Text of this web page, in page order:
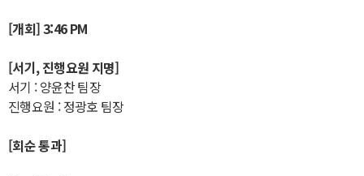
[개회] 3:46 PM
[서기, 진행요원 지명]
서기 : 양윤찬 팀장
진행요원 : 정광호 팀장
[회순 통과]